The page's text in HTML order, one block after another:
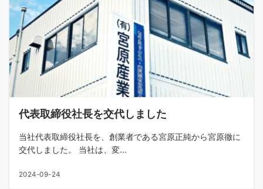
代表取締役社長を交代しました
当社代表取締役社長を、創業者である宮原正純から宮原徹に
交代しました。 当社は、変...
2024-09-24